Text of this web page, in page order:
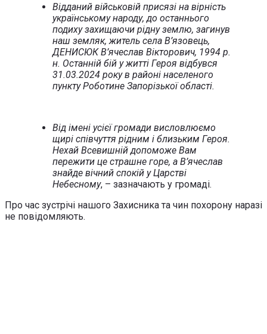
Відданий військовій присязі на вірність
українському народу, до останнього
подиху захищаючи рідну землю, загинув
наш земляк, житель села В’язовець,
ДЕНИСЮК В’ячеслав Вікторович, 1994 р.
н. Останній бій у житті Героя відбувся
31.03.2024 року в районі населеного
пункту Роботине Запорізької області.
Від імені усієї громади висловлюємо
щирі співчуття рідним і близьким Героя.
Нехай Всевишній допоможе Вам
пережити це страшне горе, а В’ячеслав
знайде вічний спокій у Царстві
Небесному, – зазначають у громаді.
Про час зустрічі нашого Захисника та чин похорону наразі
не повідомляють.